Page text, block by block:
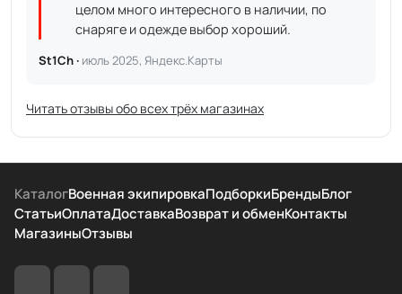
целом много интересного в наличии, по
снаряге и одежде выбор хороший.
St1Ch · июль 2025, Яндекс.Карты
Читать отзывы обо всех трёх магазинах
КаталогВоенная экипировкаПодборкиБрендыБлог
СтатьиОплатаДоставкаВозврат и обменКонтакты
МагазиныОтзывы